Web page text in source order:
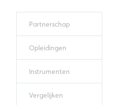
Partnerschap
Opleidingen
Instrumenten
Vergelijken